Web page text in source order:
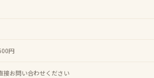
円
接お問い合わせください